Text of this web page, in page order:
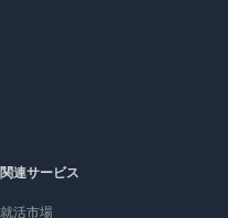
関連サービス
就活市場